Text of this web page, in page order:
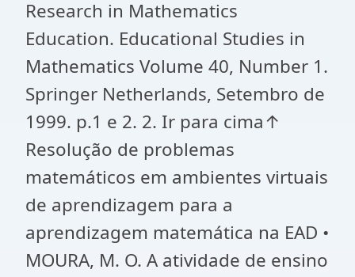
Research in Mathematics
Education. Educational Studies in
Mathematics Volume 40, Number 1.
Springer Netherlands, Setembro de
1999. p.1 e 2. 2. Ir para cima↑
Resolução de problemas
matemáticos em ambientes virtuais
de aprendizagem para a
aprendizagem matemática na EAD •
MOURA, M. O. A atividade de ensino